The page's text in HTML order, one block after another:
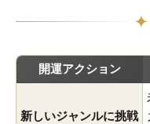
✦
開運アクション
新しいジャンルに挑戦